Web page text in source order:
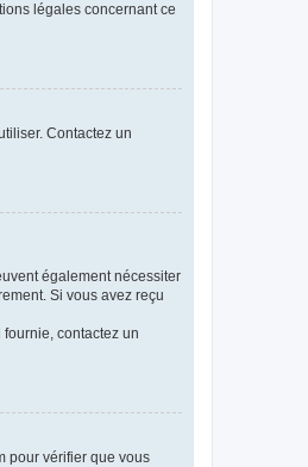
légales concernant ce
Contactez un
également nécessiter
Si vous avez reçu
contactez un
pour vérifier que vous